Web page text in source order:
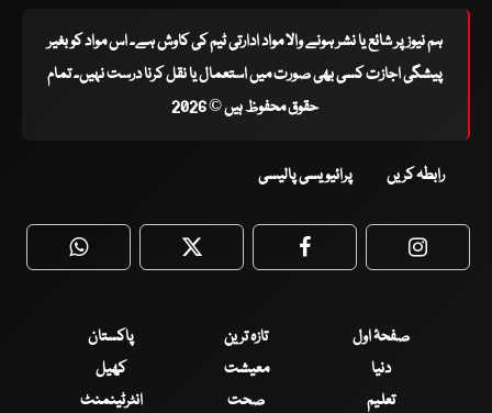
ہم نیوز پر شائع یا نشر ہونے والا مواد ادارتی ٹیم کی کاوش ہے۔ اس مواد کو بغیر
پیشگی اجازت کسی بھی صورت میں استعمال یا نقل کرنا درست نہیں۔ تمام
حقوق محفوظ ہیں © 2026
رابطہ کریں پرائیویسی پالیسی
WhatsApp Twitter Facebook
صفحۂ اول تازہ ترین
پاکستان
دنیا
معیشت
کھیل
تعلیم
صحت انٹرٹینمنٹ